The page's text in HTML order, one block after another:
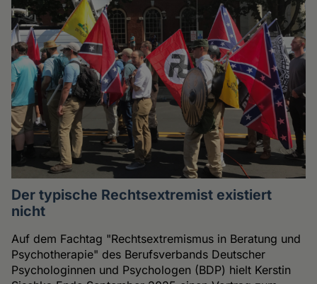
Der typische Rechtsextremist existiert
nicht
Auf dem Fachtag "Rechtsextremismus in Beratung und
Psychotherapie" des Berufsverbands Deutscher
Psychologinnen und Psychologen (BDP) hielt Kerstin